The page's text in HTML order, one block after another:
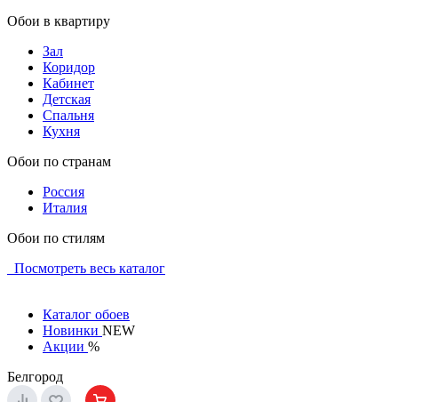
Обои в квартиру
Зал
Коридор
Кабинет
Детская
Спальня
Кухня
Обои по странам
Россия
Италия
Обои по стилям
Посмотреть весь каталог
Каталог обоев
Новинки NEW
Акции %
Белгород